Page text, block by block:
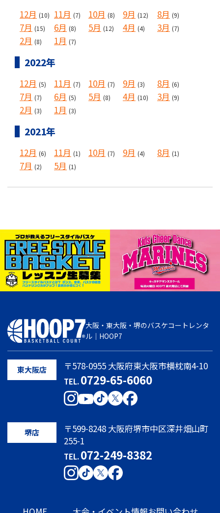
12月 (10) 11月 (7) 10月 (8) 9月 (12) 8月 (9)
7月 (15) 6月 (8) 5月 (12) 4月 (4) 3月 (7)
2月 (8) 1月 (7)
2022年
12月 (5) 11月 (7) 10月 (7) 9月 (3) 8月 (6)
7月 (7) 6月 (5) 5月 (8) 4月 (10) 3月 (9)
2月 (3) 1月 (3)
2021年
12月 (6) 11月 (1) 10月 (7) 9月 (4) 8月 (1)
7月 (2) 5月 (1)
大阪・東大阪・堺のバスケコートレンタ
ル｜HOOP7
東大阪店 〒578-0955 大阪府東大阪市横枕南4-10
TEL.0729-65-6060
堺店
〒599-8248 大阪府堺市中区深井畑山町
255-1
TEL.072-249-8382